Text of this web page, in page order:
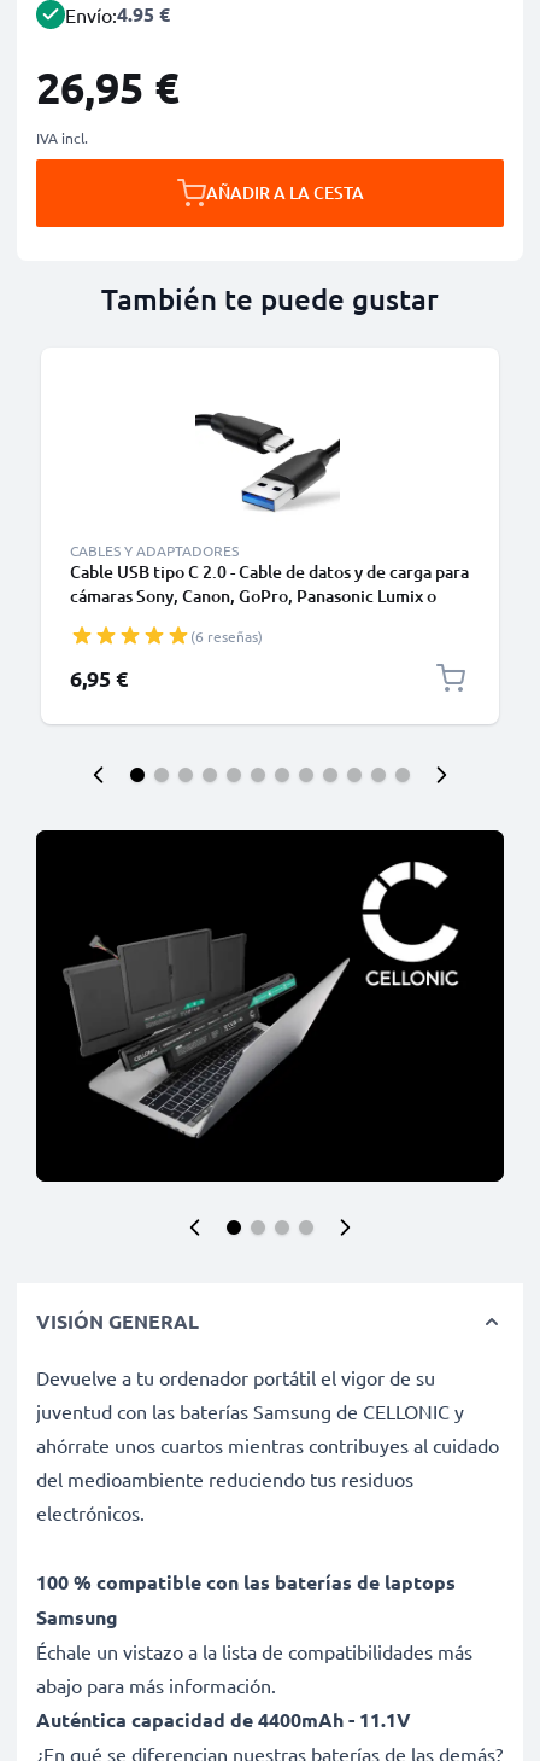
Envío:4.95 €
26,95 €
IVA incl.
AÑADIR A LA CESTA
También te puede gustar
CABLES Y ADAPTADORES
Cable USB tipo C 2.0 - Cable de datos y de carga para
cámaras Sony, Canon, GoPro, Panasonic Lumix o
cargador USB tipo C(6 reseñas)
6,95 €
VISIÓN GENERAL
Devuelve a tu ordenador portátil el vigor de su
juventud con las baterías Samsung de CELLONIC y
ahórrate unos cuartos mientras contribuyes al cuidado
del medioambiente reduciendo tus residuos
electrónicos.
100 % compatible con las baterías de laptops
Samsung
Échale un vistazo a la lista de compatibilidades más
abajo para más información.
Auténtica capacidad de 4400mAh - 11.1V
¿En qué se diferencian nuestras baterías de las demás?